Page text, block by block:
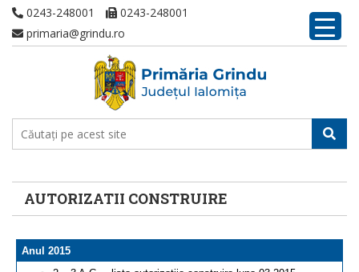
0243-248001
0243-248001
primaria@grindu.ro
AUTORIZATII CONSTRUIRE
Anul 2015